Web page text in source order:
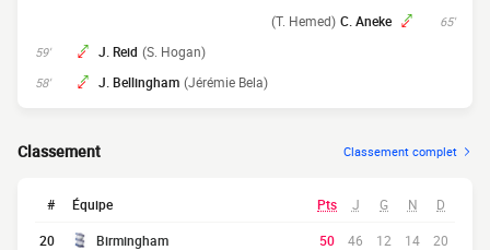
65'
C. Aneke
(T. Hemed)
59' J. Reid (S. Hogan)
58' J. Bellingham (Jérémie Bela)
Classement Classement complet
# Équipe Pts J G N D
20 Birmingham 50 46 12 14
20